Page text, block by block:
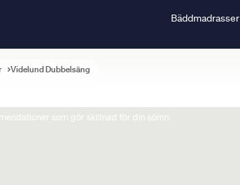
som gör skillnad för din sömn.
Bäddmadrasser
Videlund Dubbelsäng